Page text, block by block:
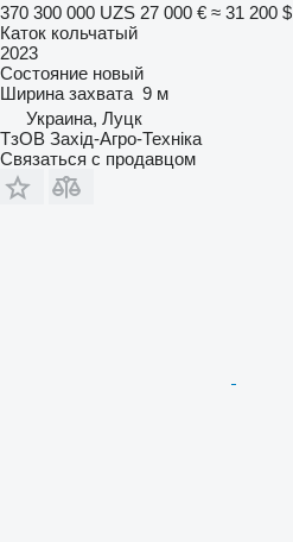
370 300 000 UZS 27 000 € ≈ 31 200 $
Каток кольчатый
2023
Состояние новый
Ширина захвата 9 м
Украина, Луцк
ТзОВ Захід-Агро-Техніка
Связаться с продавцом